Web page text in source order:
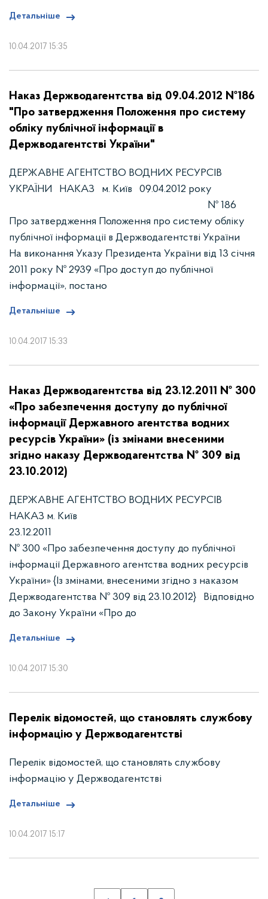
10.04.2017 15:35
Детальніше
10.04.2017 15:33
Наказ Держводагентства від 09.04.2012 №186
"Про затвердження Положення про систему
обліку публічної інформації в
Держводагентстві України"
ДЕРЖАВНЕ АГЕНТСТВО ВОДНИХ РЕСУРСІВ
УКРАЇНИ НАКАЗ м. Київ 09.04.2012 року
№ 186
Про затвердження Положення про систему обліку
публічної інформації в Держводагентстві України
На виконання Указу Президента України від 13 січня
2011 року № 2939 «Про доступ до публічної
інформації», постано
Детальніше
10.04.2017 15:30
Наказ Держводагентства від 23.12.2011 № 300
«Про забезпечення доступу до публічної
інформації Державного агентства водних
ресурсів України» (із змінами внесеними
згідно наказу Держводагентства № 309 від
23.10.2012)
ДЕРЖАВНЕ АГЕНТСТВО ВОДНИХ РЕСУРСІВ
НАКАЗ м. Київ
№ 300 «Про забезпечення доступу до публічної
інформації Державного агентства водних ресурсів
України» {Із змінами, внесеними згідно з наказом
Держводагентства № 309 від 23.10.2012} Відповідно
до Закону України «Про до
Детальніше
10.04.2017 15:17
Перелік відомостей, що становлять службову
інформацію у Держводагентстві
Перелік відомостей, що становлять службову
інформацію у Держводагентстві
Детальніше